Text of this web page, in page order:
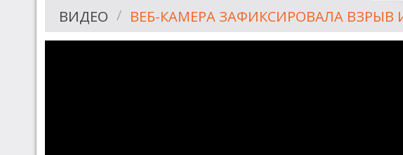
ВИДЕО ВЕБ-КАМЕРА ЗАФИКСИРОВАЛА ВЗРЫВ